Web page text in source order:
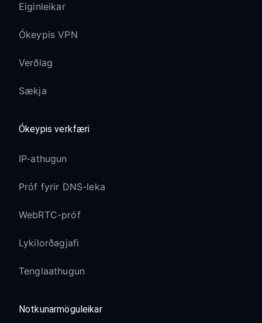
Eiginleikar
Ókeypis VPN
Verðlag
Sækja
Ókeypis verkfæri
IP-athugun
Próf fyrir DNS-leka
WebRTC-próf
Lykilorðagjafi
Tenglaathugun
Notkunarmöguleikar